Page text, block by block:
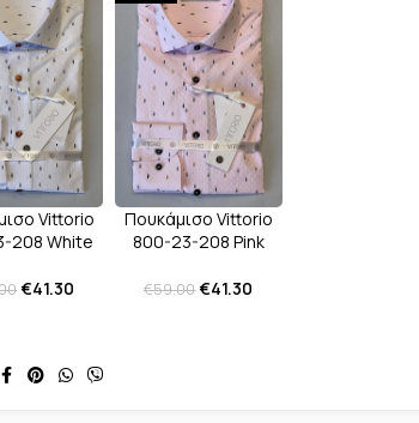
Vittorio
208 White
€41.30
Πουκάμισο Vittorio
800-23-208 Pink
€59.00€41.30